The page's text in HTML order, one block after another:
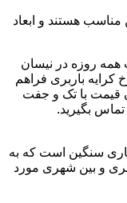
چرخ ها برای جابه جایی بار تا 15 تن مناسب هستند و ابعاد
روزه در نیسان
کرایه باربری فراهم
قیمت با تک و جفت
تماس بگیرید.
های باری سنگین است که به
و بین شهری مورد